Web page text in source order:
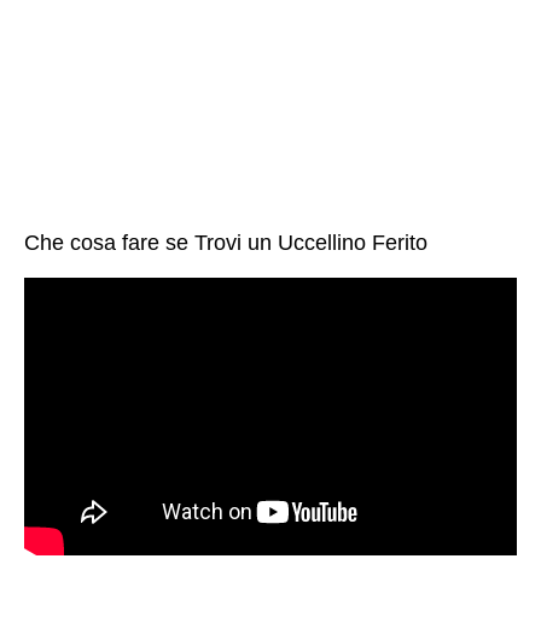
Che cosa fare se Trovi un Uccellino Ferito